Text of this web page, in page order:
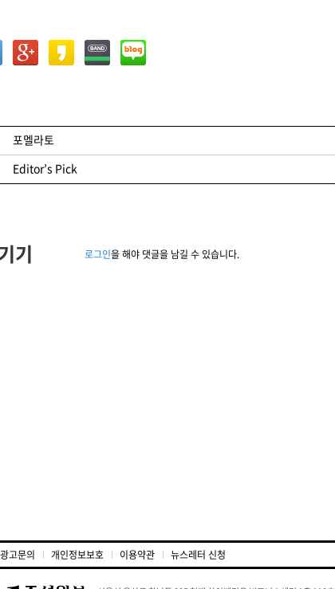
포멜라토
Editor’s Pick
기 로그인을 해야 댓글을 남길 수 있습니다.
광고문의 개인정보보호 이용약관 뉴스레터 신청